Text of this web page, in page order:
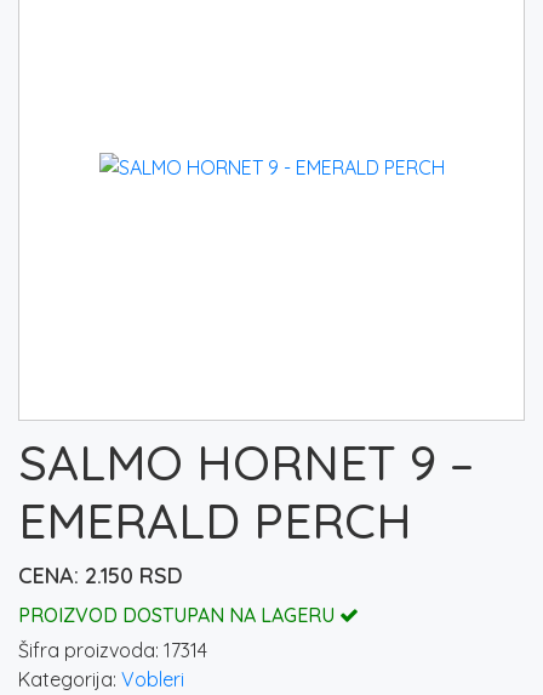
SALMO HORNET 9 –
EMERALD PERCH
2.150 RSD
PROIZVOD DOSTUPAN NA LAGERU
Šifra proizvoda: 17314
Kategorija: Vobleri